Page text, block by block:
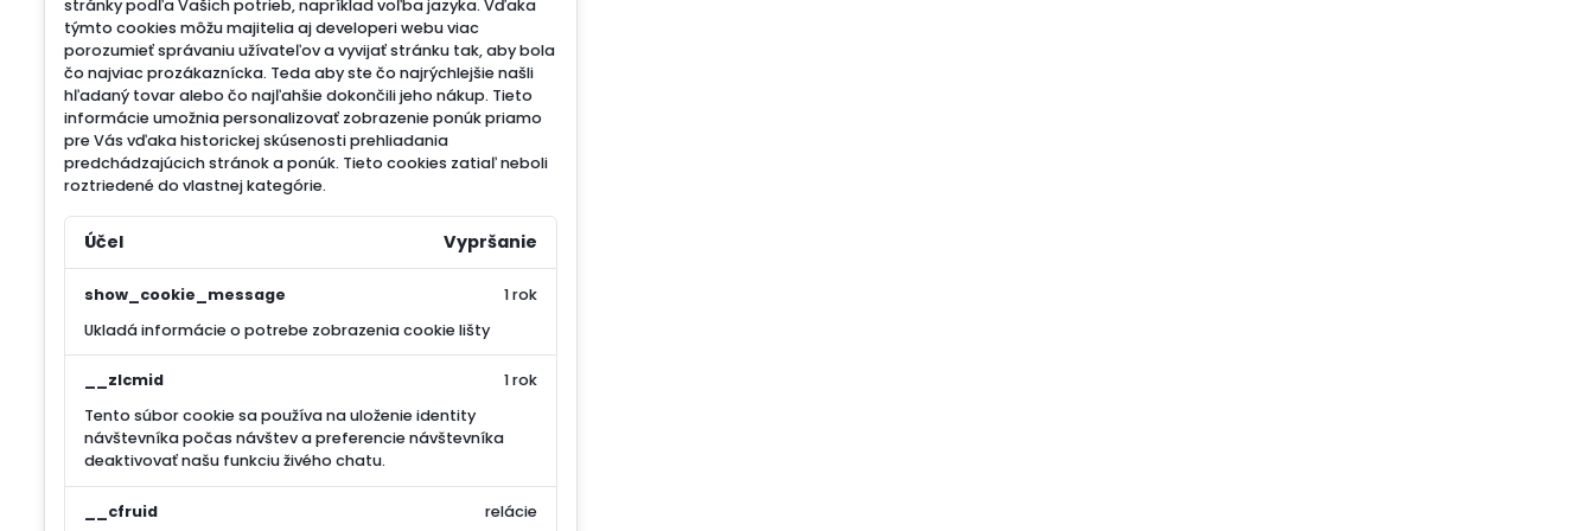
stránky podľa Vašich potrieb, napríklad voľba jazyka. Vďaka
týmto cookies môžu majitelia aj developeri webu viac
porozumieť správaniu užívateľov a vyvijať stránku tak, aby bola
čo najviac prozákaznícka. Teda aby ste čo najrýchlejšie našli
hľadaný tovar alebo čo najľahšie dokončili jeho nákup. Tieto
informácie umožnia personalizovať zobrazenie ponúk priamo
pre Vás vďaka historickej skúsenosti prehliadania
predchádzajúcich stránok a ponúk. Tieto cookies zatiaľ neboli
roztriedené do vlastnej kategórie.
Účel Vypršanie
show_cookie_message
Ukladá informácie o potrebe zobrazenia cookie lišty
1 rok
__zlcmid
Tento súbor cookie sa používa na uloženie identity
návštevníka počas návštev a preferencie návštevníka
deaktivovať našu funkciu živého chatu.
1 rok
__cfruid
relácie